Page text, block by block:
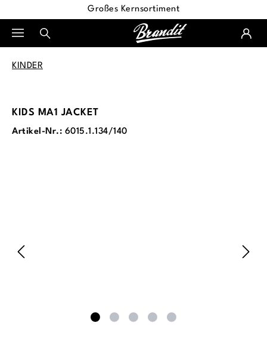
Großes Kernsortiment
KINDER
KIDS MA1 JACKET
Artikel-Nr.: 6015.1.134/140